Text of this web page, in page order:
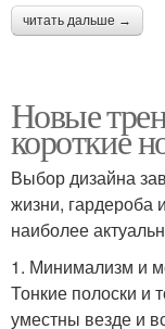
читать дальше →
Новые
короткие
Выбор дизайна
жизни, гардероба
наиболее
1. Минимализм и
Тонкие полоски и
уместны везде и